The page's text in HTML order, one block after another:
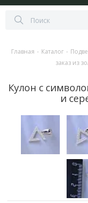
Главная - Каталог -
заказ из
Кулон с
и